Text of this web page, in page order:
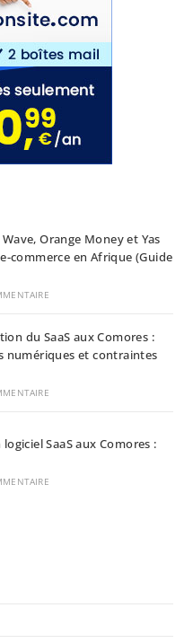
Orange Money et Yas
commerce en Afrique (Guide
du SaaS aux Comores :
numériques et contraintes
SaaS aux Comores :